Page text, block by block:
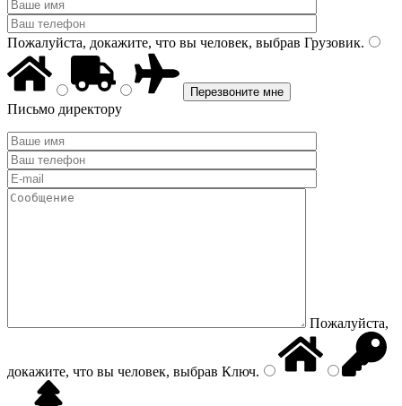
Пожалуйста, докажите, что вы человек, выбрав Грузовик.
Письмо директору
Пожалуйста,
докажите, что вы человек, выбрав Ключ.